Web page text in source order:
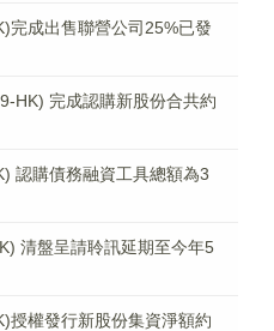
完成出售聯營公司25%已發
HK) 完成認購新股份合共約
認購債務融資工具總額為3
清盤呈請聆訊延期至今年5
授權發行新股份集資淨額約